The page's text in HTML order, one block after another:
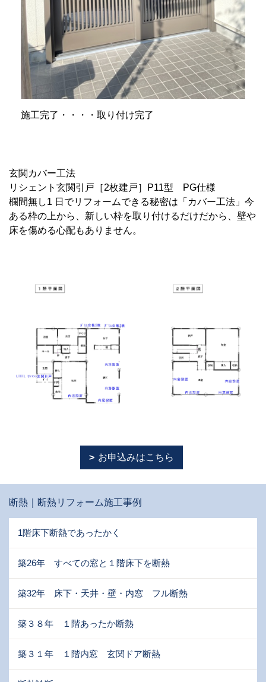
施工完了・・・・取り付け完了
玄関カバー工法
リシェント玄関引戸［2枚建戸］P11型 PG仕様
欄間無し1 日でリフォームできる秘密は「カバー工法」今
ある枠の上から、新しい枠を取り付けるだけだから、壁や
床を傷める心配もありません。
お申込みはこちら
断熱｜断熱リフォーム施工事例
1階床下断熱であったかく
築26年 すべての窓と１階床下を断熱
築32年 床下・天井・壁・内窓 フル断熱
築３８年 １階あったか断熱
築３１年 １階内窓 玄関ドア断熱